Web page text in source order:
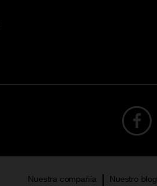
Nuestra compañía Nuestro blog